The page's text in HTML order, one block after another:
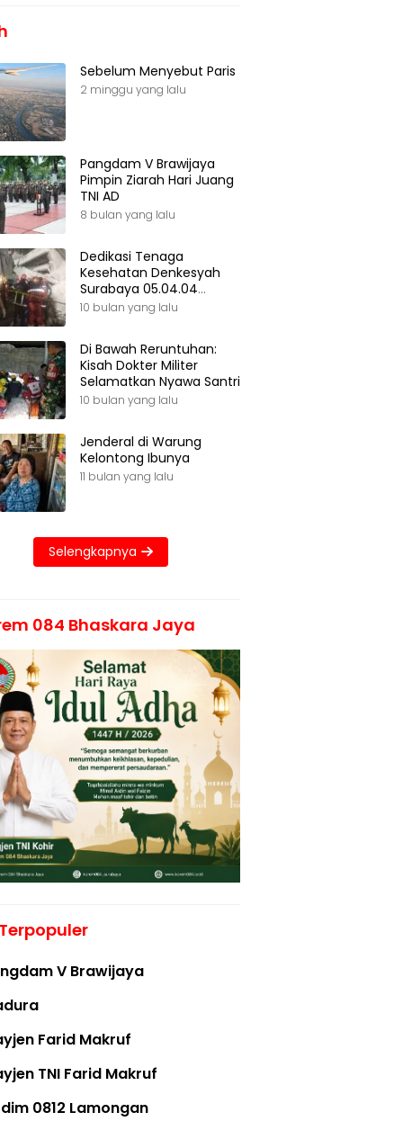
Sebelum Menyebut Paris
2 minggu yang lalu
Pangdam V Brawijaya
Pimpin Ziarah Hari Juang
TNI AD
8 bulan yang lalu
Dedikasi Tenaga
Kesehatan Denkesyah
Surabaya 05.04.04
Kesdam V Brawijaya
10 bulan yang lalu
Di Bawah Reruntuhan:
Kisah Dokter Militer
Selamatkan Nyawa Santri
10 bulan yang lalu
Jenderal di Warung
Kelontong Ibunya
11 bulan yang lalu
Selengkapnya
084 Bhaskara Jaya
V Brawijaya
Farid Makruf
TNI Farid Makruf
0812 Lamongan